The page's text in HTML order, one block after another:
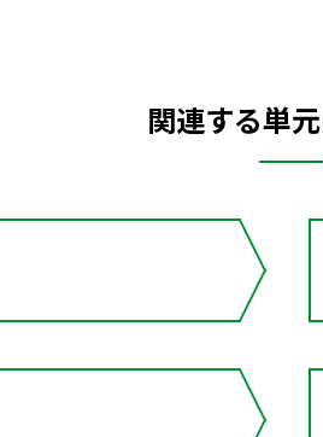
関連する単